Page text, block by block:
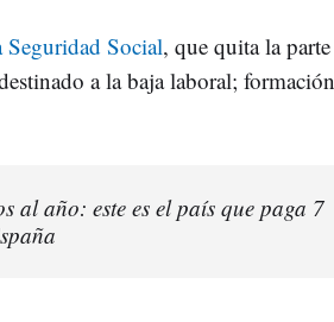
Seguridad Social, que quita la parte
a la baja laboral; formación
al año: este es el país que paga 7